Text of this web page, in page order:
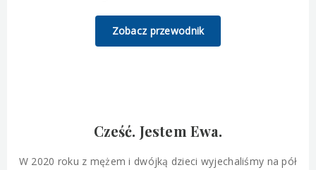
Zobacz przewodnik
Cześć. Jestem Ewa.
W 2020 roku z mężem i dwójką dzieci wyjechaliśmy na pół